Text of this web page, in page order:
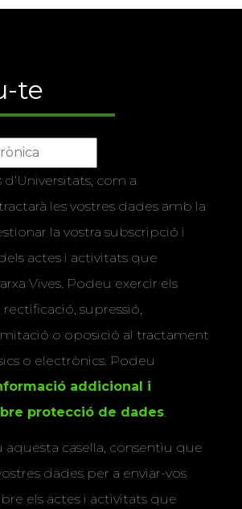
te
d’Universitats, com a
les vostres dades amb la
la vostra subscripció i
actes i activitats que
Vives. Podeu exercir els
rectificació, supressió,
o oposició al tractament
o electrònics. Podeu
addicional i
protecció de dades.
aquesta casella, consentiu que
dades per a enviar-vos
els actes i activitats que